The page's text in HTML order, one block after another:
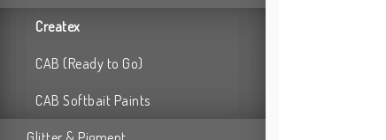
Createx
CAB (Ready to Go)
CAB Softbait Paints